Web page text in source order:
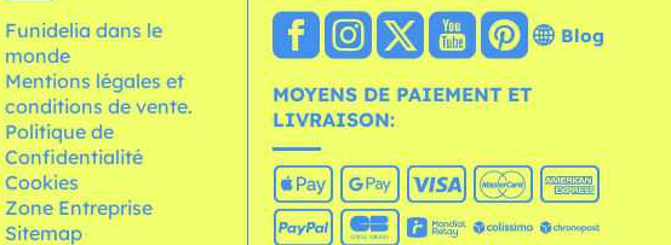
Funidelia dans le
monde
Mentions légales et
conditions de vente.
Politique de
Confidentialité
Cookies
Zone Entreprise
Sitemap
Blog
MOYENS DE PAIEMENT ET
LIVRAISON: